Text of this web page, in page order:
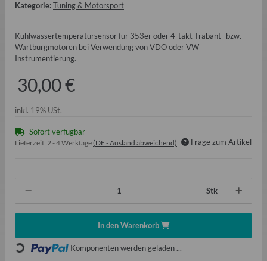
Kategorie:Tuning & Motorsport
Kühlwassertemperatursensor für 353er oder 4-takt Trabant- bzw.
Wartburgmotoren bei Verwendung von VDO oder VW
Instrumentierung.
30,00 €
inkl. 19% USt.
Sofort verfügbar
Lieferzeit: 2 - 4 Werktage (DE - Ausland abweichend) Frage zum Artikel
Stk
In den Warenkorb
Loading... Komponenten werden geladen ...